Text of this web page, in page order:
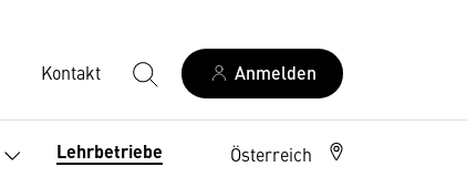
Kontakt Anmelden
Lehrbetriebe Österreich